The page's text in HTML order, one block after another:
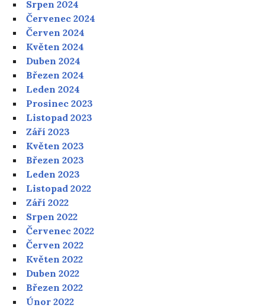
Srpen 2024
Červenec 2024
Červen 2024
Květen 2024
Duben 2024
Březen 2024
Leden 2024
Prosinec 2023
Listopad 2023
Září 2023
Květen 2023
Březen 2023
Leden 2023
Listopad 2022
Září 2022
Srpen 2022
Červenec 2022
Červen 2022
Květen 2022
Duben 2022
Březen 2022
Únor 2022